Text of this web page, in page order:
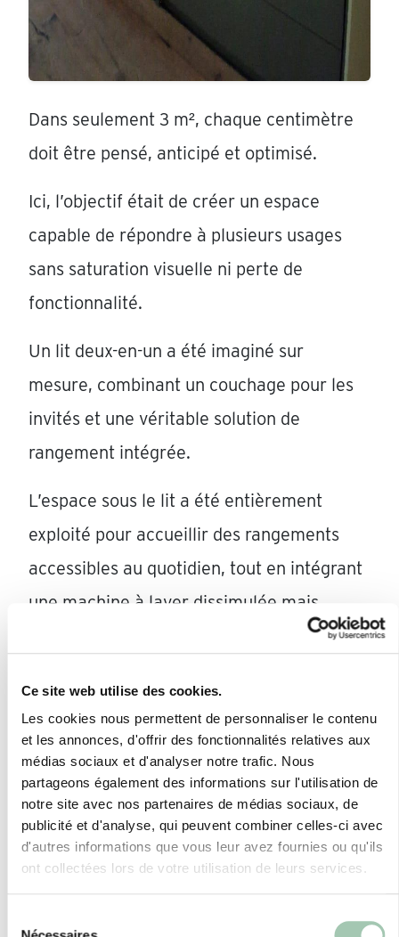
Ce site web utilise des cookies.
Les cookies nous permettent de personnaliser le contenu
et les annonces, d'offrir des fonctionnalités relatives aux
médias sociaux et d'analyser notre trafic. Nous
partageons également des informations sur l'utilisation de
notre site avec nos partenaires de médias sociaux, de
publicité et d'analyse, qui peuvent combiner celles-ci avec
d'autres informations que vous leur avez fournies ou qu'ils
ont collectées lors de votre utilisation de leurs services.
Dans seulement 3 m², chaque centimètre
doit être pensé, anticipé et optimisé.
Ici, l’objectif était de créer un espace
capable de répondre à plusieurs usages
sans saturation visuelle ni perte de
fonctionnalité.
Un lit deux-en-un a été imaginé sur
mesure, combinant un couchage pour les
invités et une véritable solution de
rangement intégrée.
L’espace sous le lit a été entièrement
exploité pour accueillir des rangements
accessibles au quotidien, tout en intégrant
une machine à laver dissimulée mais
Un aménagement compact, où chaque
élément trouve sa place sans compromis.
La preuve qu’un petit volume peut devenir
un espace complet, dès lors qu’il est pensé
dans sa globalité.
Localisation : LA GRANDE MOTTE